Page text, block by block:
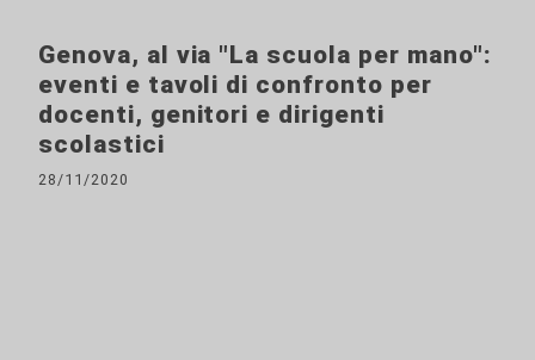
Genova, al via "La scuola per mano":
eventi e tavoli di confronto per
docenti, genitori e dirigenti
scolastici
28/11/2020